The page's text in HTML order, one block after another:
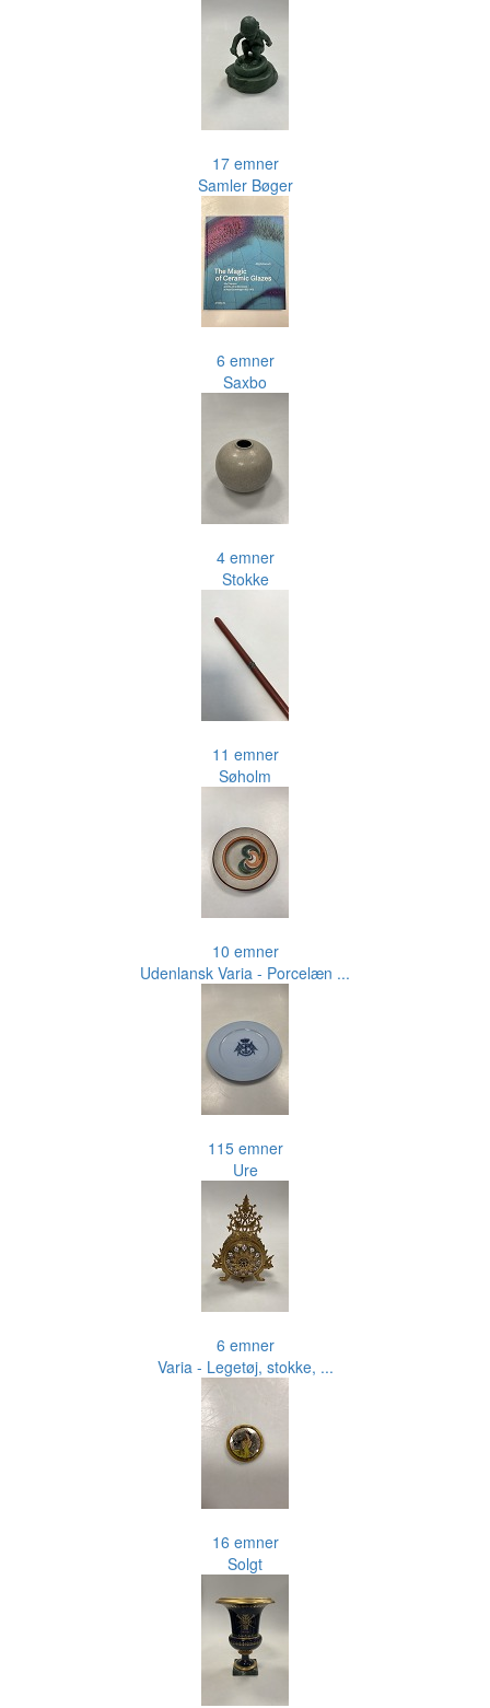
17 emner
Samler Bøger
6 emner
Saxbo
4 emner
Stokke
11 emner
Søholm
10 emner
Udenlansk Varia - Porcelæn ...
115 emner
Ure
6 emner
Varia - Legetøj, stokke, ...
16 emner
Solgt